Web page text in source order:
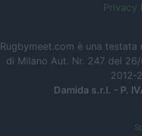
Privacy
Rugbymeet.com è una
di Milano Aut. Nr. 247 del
2012-
Damida s.r.l. - P.